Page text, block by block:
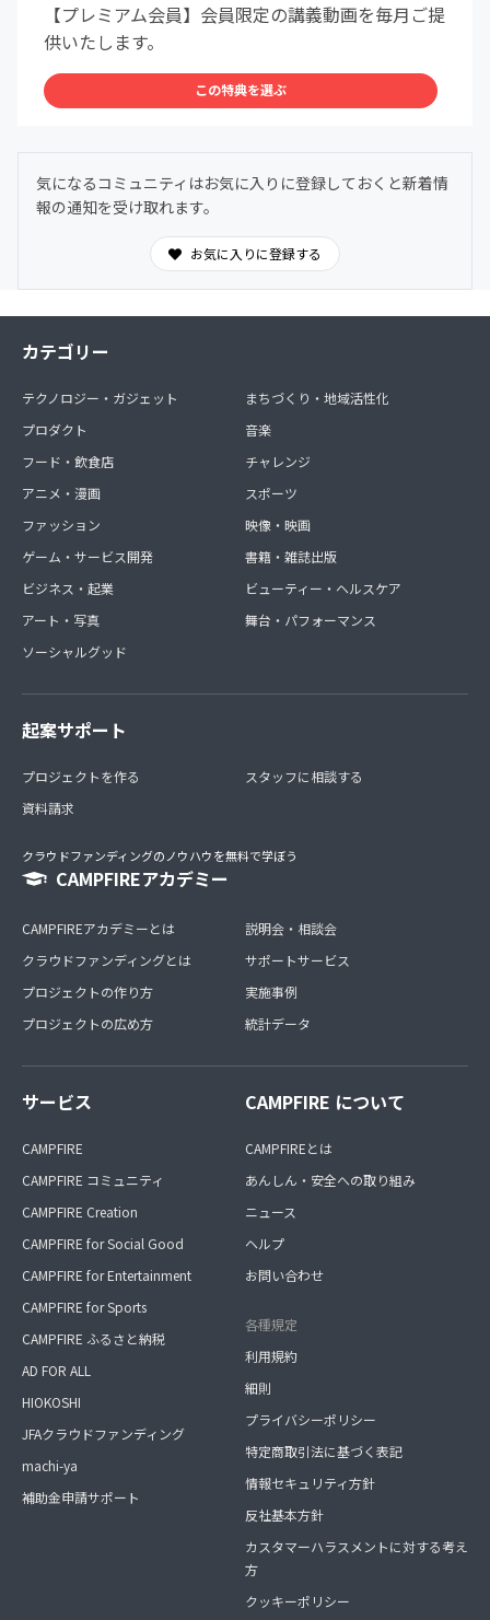
【プレミアム会員】会員限定の講義動画を毎月ご提
供いたします。
この特典を選ぶ
気になるコミュニティはお気に入りに登録しておくと新着情
報の通知を受け取れます。
お気に入りに登録する
カテゴリー
テクノロジー・ガジェット
プロダクト
フード・飲食店
アニメ・漫画
ファッション
ゲーム・サービス開発
ビジネス・起業
アート・写真
ソーシャルグッド
まちづくり・地域活性化
音楽
チャレンジ
スポーツ
映像・映画
書籍・雑誌出版
ビューティー・ヘルスケア
舞台・パフォーマンス
起案サポート
プロジェクトを作る
資料請求
スタッフに相談する
クラウドファンディングのノウハウを無料で学ぼう
CAMPFIREアカデミー
CAMPFIREアカデミーとは
クラウドファンディングとは
プロジェクトの作り方
プロジェクトの広め方
説明会・相談会
サポートサービス
実施事例
統計データ
サービス
CAMPFIRE
CAMPFIRE コミュニティ
CAMPFIRE Creation
CAMPFIRE for Social Good
CAMPFIRE for Entertainment
CAMPFIRE for Sports
CAMPFIRE ふるさと納税
AD FOR ALL
HIOKOSHI
JFAクラウドファンディング
machi-ya
補助金申請サポート
CAMPFIRE について
CAMPFIREとは
あんしん・安全への取り組み
ニュース
ヘルプ
お問い合わせ
各種規定
利用規約
細則
プライバシーポリシー
特定商取引法に基づく表記
情報セキュリティ方針
反社基本方針
カスタマーハラスメントに対する考え
方
クッキーポリシー